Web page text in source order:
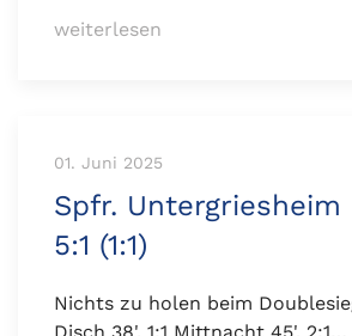
weiterlesen
01. Juni 2025
Spfr. Untergriesheim
5:1 (1:1)
Nichts zu holen beim